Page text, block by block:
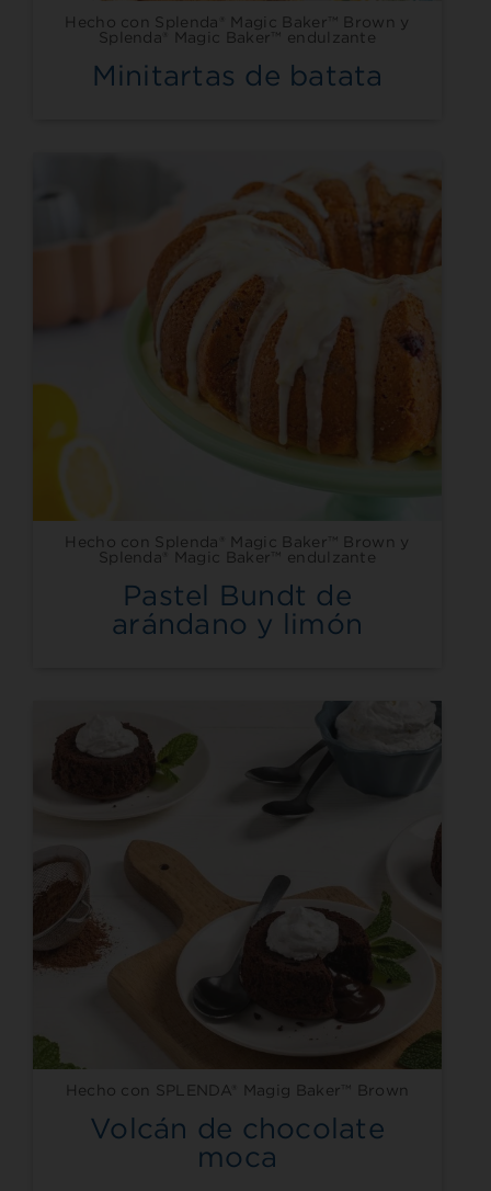
Hecho con Splenda® Magic Baker™ Brown y
Splenda® Magic Baker™ endulzante
Minitartas de batata
Hecho con Splenda® Magic Baker™ Brown y
Splenda® Magic Baker™ endulzante
Pastel Bundt de
arándano y limón
Hecho con SPLENDA® Magig Baker™ Brown
Volcán de chocolate
moca